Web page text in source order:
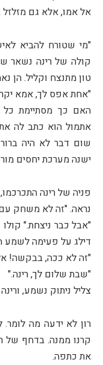
אל אמו, אלא גם
"מי שטורח להביא
קולה של רינה נשאר
טון מתנצח וקליל. הן
"אחת אפס לך, אמא
האם כך מסתיימת
אתמול הוא כתב לה
שום דבר לא היה
ישנה מערכת יחסים
פניה של רינה
נראה. "זה לא משחק עם
"אבל כבר ניצחת."
דילג על פעימה לשמע
"זה לא ככה, בבקשה!
"שבת שלום לך, רינה."
צליל ניתוק נשמע,
רון לא ידעה מה
קרנו ממנה. בדחף של
את כתפה.